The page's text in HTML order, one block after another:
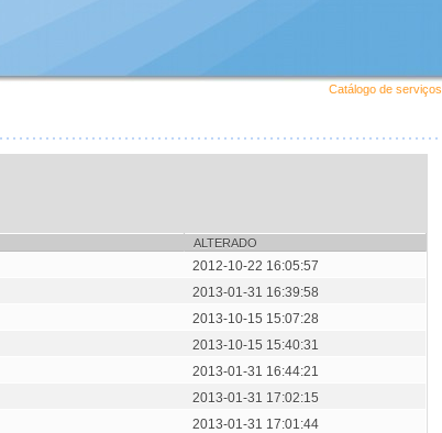
Catálogo de serviços
ALTERADO
2012-10-22 16:05:57
2013-01-31 16:39:58
2013-10-15 15:07:28
2013-10-15 15:40:31
2013-01-31 16:44:21
2013-01-31 17:02:15
2013-01-31 17:01:44